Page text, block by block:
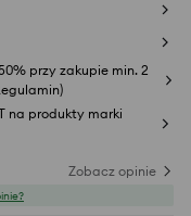
przy zakupie min. 2
na produkty marki
Zobacz opinie